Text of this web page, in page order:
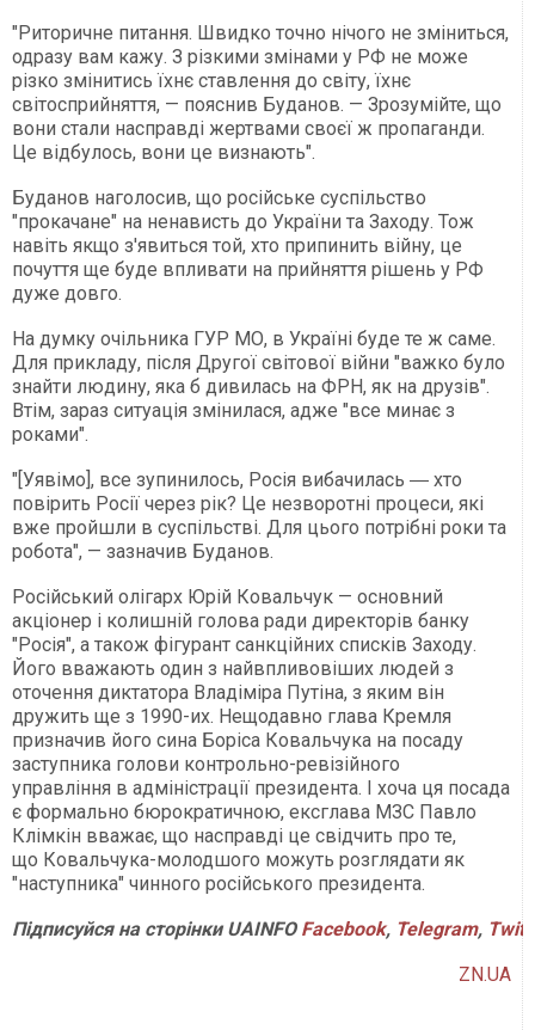
"Риторичне питання. Швидко точно нічого не зміниться,
одразу вам кажу. З різкими змінами у РФ не може
різко змінитись їхнє ставлення до світу, їхнє
світосприйняття, — пояснив Буданов. — Зрозумійте, що
вони стали насправді жертвами своєї ж пропаганди.
Це відбулось, вони це визнають".
Буданов наголосив, що російське суспільство
"прокачане" на ненависть до України та Заходу. Тож
навіть якщо з'явиться той, хто припинить війну, це
почуття ще буде впливати на прийняття рішень у РФ
дуже довго.
На думку очільника ГУР МО, в Україні буде те ж саме.
Для прикладу, після Другої світової війни "важко було
знайти людину, яка б дивилась на ФРН, як на друзів".
Втім, зараз ситуація змінилася, адже "все минає з
роками".
"[Уявімо], все зупинилось, Росія вибачилась ― хто
повірить Росії через рік? Це незворотні процеси, які
вже пройшли в суспільстві. Для цього потрібні роки та
робота", — зазначив Буданов.
Російський олігарх Юрій Ковальчук — основний
акціонер і колишній голова ради директорів банку
"Росія", а також фігурант санкційних списків Заходу.
Його вважають один з найвпливовіших людей з
оточення диктатора Владіміра Путіна, з яким він
дружить ще з 1990-их. Нещодавно глава Кремля
призначив його сина Боріса Ковальчука на посаду
заступника голови контрольно-ревізійного
управління в адміністрації президента. І хоча ця посада
є формально бюрократичною, ексглава МЗС Павло
Клімкін вважає, що насправді це свідчить про те,
що Ковальчука-молодшого можуть розглядати як
"наступника" чинного російського президента.
Підписуйся на сторінки UAINFO Facebook, Telegram,
ZN.UA